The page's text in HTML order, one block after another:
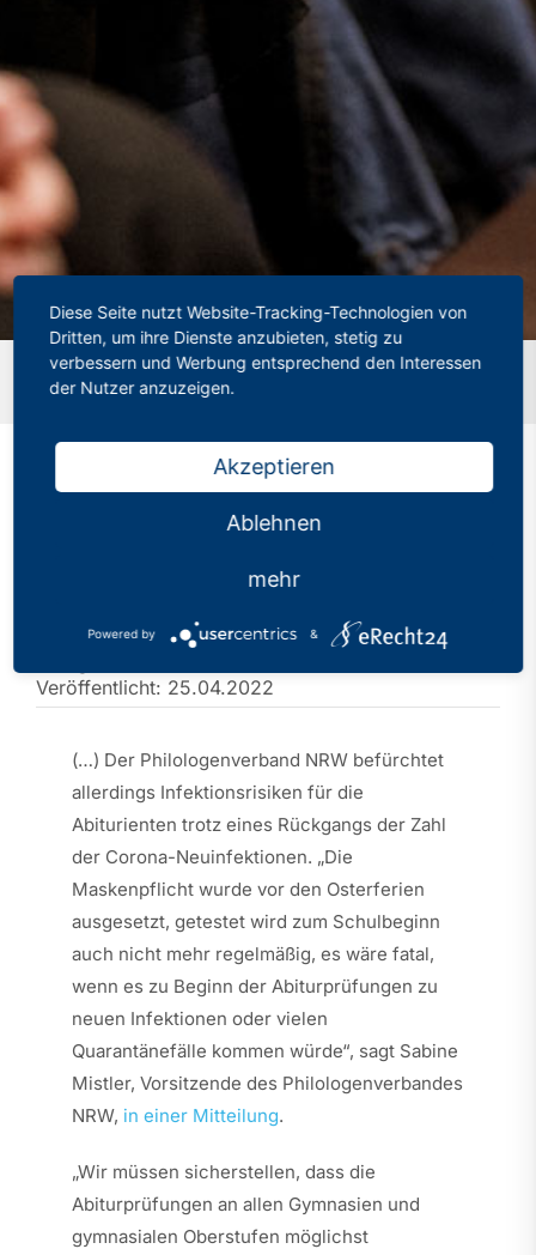
Startseite»NRW-Schulministerin Gebauer verspricht faire
Abi-Prüfungen
NRW-Schulministerin
Gebauer verspricht faire
Veröffentlicht: 25.04.2022
(…) Der Philologenverband NRW befürchtet
allerdings Infektionsrisiken für die
Abiturienten trotz eines Rückgangs der Zahl
der Corona-Neuinfektionen. „Die
Maskenpflicht wurde vor den Osterferien
ausgesetzt, getestet wird zum Schulbeginn
auch nicht mehr regelmäßig, es wäre fatal,
wenn es zu Beginn der Abiturprüfungen zu
neuen Infektionen oder vielen
Quarantänefälle kommen würde“, sagt Sabine
Mistler, Vorsitzende des Philologenverbandes
NRW, in einer Mitteilung.
„Wir müssen sicherstellen, dass die
Abiturprüfungen an allen Gymnasien und
gymnasialen Oberstufen möglichst
Diese Seite nutzt Website-Tracking-Technologien von
Dritten, um ihre Dienste anzubieten, stetig zu
verbessern und Werbung entsprechend den Interessen
der Nutzer anzuzeigen.
Akzeptieren
Ablehnen
mehr
Powered by &